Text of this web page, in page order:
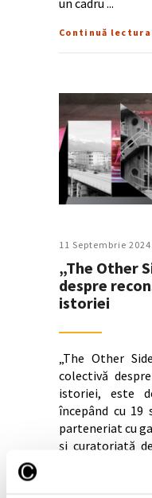
un cadru
Continuă lectura
11 Septembrie 2024
„The Other
despre
istoriei
„The Other
colectivă
istoriei, este
începând cu 19
parteneriat cu
și curatoriată